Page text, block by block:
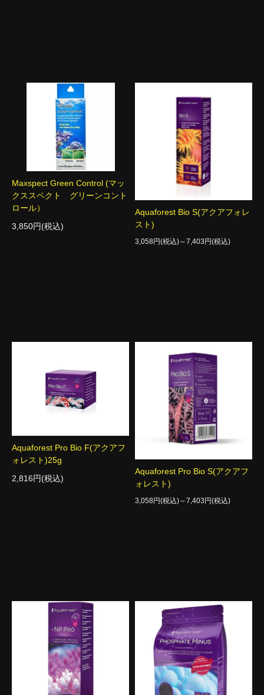
Maxspect Green Control (マッ
クススペクト グリーンコント
ロール）
3,850円(税込)
Aquaforest Bio S(アクアフォレ
スト)
3,058円(税込)～7,403円(税込)
Aquaforest Pro Bio F(アクアフ
ォレスト)25g
2,816円(税込)
Aquaforest Pro Bio S(アクアフ
ォレスト)
3,058円(税込)～7,403円(税込)